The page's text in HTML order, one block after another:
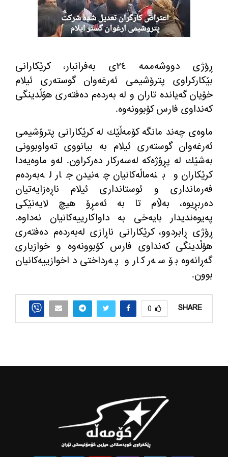
ڕۆژی دووشه‌ممه‌ ٢٤ی به‌فرانبار، كرێكارانی
بێكاركراوی پترۆشیمی ئه‌رغه‌وان گوسته‌ری ئیلام
خۆیان گه‌یانده‌ تاران و له‌ به‌رده‌م ده‌فته‌ری هۆڵدینگی
كه‌نداوی فارس كۆبوونه‌وه‌.
ماوه‌ی چه‌ند مانگه‌ كۆمه‌ڵێك له‌ كرێكارانی پترۆشیمی
ئه‌رغه‌وان گوسته‌ری ئیلام به‌ بیانووی ته‌واوبوونی
به‌شێك له‌ پڕۆژه‌كه‌ له‌سه‌ركار ده‌ركراون. له‌و ماوه‌یه‌دا
كرێكاران و بنه‌ماڵه‌كانیان چه‌نیدن جار له‌به‌رده‌م
فه‌رمانداری و ئوستانداری ئیلام ناڕه‌زایه‌تیان
ده‌ربڕیوه‌، به‌ڵام تا به‌ ئه‌مڕۆ هیچ لایه‌نێكی
په‌یوه‌ندیدار بایه‌خی به‌ داواكارییه‌كانیان نه‌داوه‌.
ڕۆژی ڕابردوو، كرێكارانی ناڕازی له‌به‌رده‌م ده‌فته‌ری
هۆڵدینگی كه‌نداوی فارس كۆبوونه‌وه‌ و خوازیاری
گه‌ڕانه‌وه‌ بۆ سه‌ر كار و په‌رداختی داخوازییه‌كانیان
بوون.
SHARE
0